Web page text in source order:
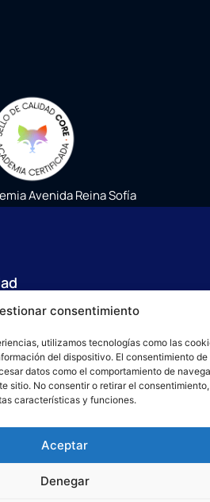
consentimiento
utilizamos tecnologías como las
del dispositivo. El consentimiento de
datos como el comportamiento de
sitio. No consentir o retirar el
características y funciones.
Aceptar
Denegar
Avenida Reina Sofía
Carlos Corralen colaboración con